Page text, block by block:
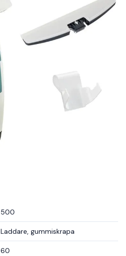
500
Laddare, gummiskrapa
60